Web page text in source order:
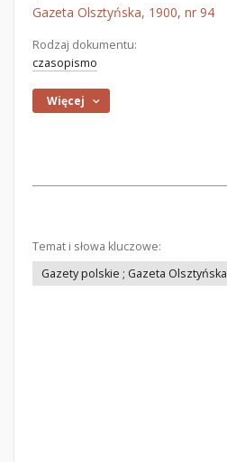
Gazeta Olsztyńska, 1900, nr 94
Rodzaj dokumentu:
czasopismo
Więcej
Temat i słowa kluczowe:
Gazety polskie ; Gazeta Olsztyńska